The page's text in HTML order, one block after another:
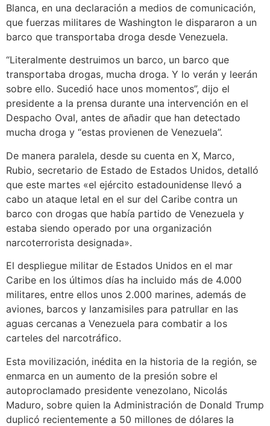
Blanca, en una declaración a medios de comunicación,
que fuerzas militares de Washington le dispararon a un
barco que transportaba droga desde Venezuela.
“Literalmente destruimos un barco, un barco que
transportaba drogas, mucha droga. Y lo verán y leerán
sobre ello. Sucedió hace unos momentos”, dijo el
presidente a la prensa durante una intervención en el
Despacho Oval, antes de añadir que han detectado
mucha droga y “estas provienen de Venezuela”.
De manera paralela, desde su cuenta en X, Marco,
Rubio, secretario de Estado de Estados Unidos, detalló
que este martes «el ejército estadounidense llevó a
cabo un ataque letal en el sur del Caribe contra un
barco con drogas que había partido de Venezuela y
estaba siendo operado por una organización
narcoterrorista designada».
El despliegue militar de Estados Unidos en el mar
Caribe en los últimos días ha incluido más de 4.000
militares, entre ellos unos 2.000 marines, además de
aviones, barcos y lanzamisiles para patrullar en las
aguas cercanas a Venezuela para combatir a los
carteles del narcotráfico.
Esta movilización, inédita en la historia de la región, se
enmarca en un aumento de la presión sobre el
autoproclamado presidente venezolano, Nicolás
Maduro, sobre quien la Administración de Donald Trump
duplicó recientemente a 50 millones de dólares la